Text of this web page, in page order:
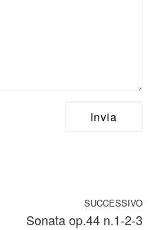
SUCCESSIVO
Sonata op.44 n.1-2-3